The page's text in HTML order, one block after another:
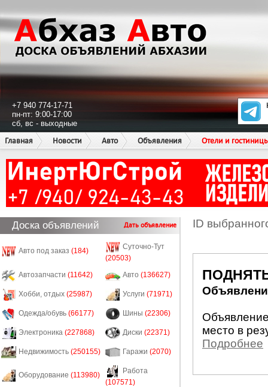
+7 940 774-17-71
пн-пт: 9:00-17:00
сб, вс - выходные
Главная
Новости Авто Объявления Отели и
Доска объявлений Дать объявление
Авто под заказ (184)
Суточно-Тут
(20503)
Автозапчасти (11642) Авто (136627)
Хобби, отдых (25987) Услуги (71971)
Одежда/обувь (66177) Шины (22306)
Электроника (227868) Диски (22371)
Недвижимость (250155) Гаражи (2070)
Оборудование (113980)
Работа
(107571)
ID
место в
Подробнее